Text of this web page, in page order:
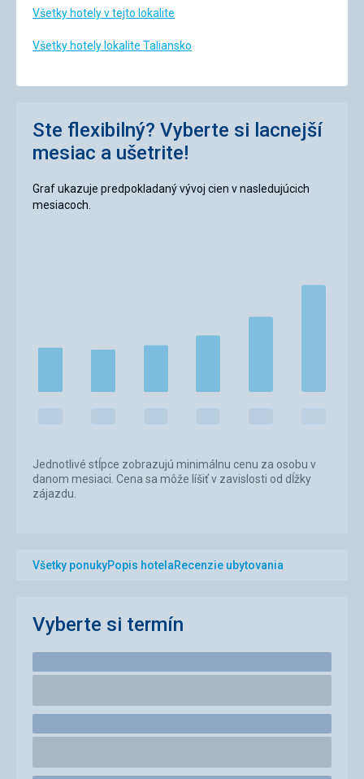
Všetky hotely v tejto lokalite
Všetky hotely lokalite Taliansko
Ste flexibilný? Vyberte si lacnejší
mesiac a ušetrite!
Graf ukazuje predpokladaný vývoj cien v nasledujúcich
mesiacoch.
Jednotlivé stĺpce zobrazujú minimálnu cenu za osobu v
danom mesiaci. Cena sa môže líšiť v zavislosti od dĺžky
zájazdu.
Všetky ponukyPopis hotelaRecenzie ubytovania
Vyberte si termín